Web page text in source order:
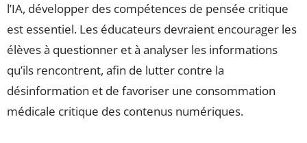
l’IA, développer des compétences de pensée critique
est essentiel. Les éducateurs devraient encourager les
élèves à questionner et à analyser les informations
qu’ils rencontrent, afin de lutter contre la
désinformation et de favoriser une consommation
médicale critique des contenus numériques.